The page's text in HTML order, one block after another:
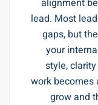
alignment
lead. Most
gaps, but
your
style,
work becomes
grow and